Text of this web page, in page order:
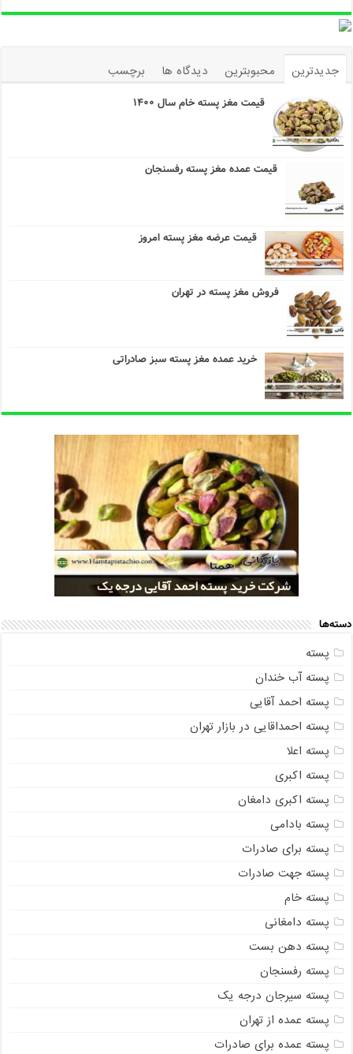
جدیدترین محبوبترین دیدگاه ها برچسب
قیمت مغز پسته خام سال ۱۴۰۰
قیمت عمده مغز پسته رفسنجان
قیمت عرضه مغز پسته امروز
فروش مغز پسته در تهران
خرید عمده مغز پسته سبز صادراتی
خرید کلی پسته شور اکبری صادراتی
شرکت خرید پسته احمد آقایی درجه یک
قیمت تولید پسته صادراتی رفسنجان
مراکز خريد پسته رفسنجان صادراتی
شرکت خرید پسته اکبری بسته بندی شده
دسته‌ها
پسته
پسته آب خندان
پسته احمد آقایی
پسته احمداقایی در بازار تهران
پسته اعلا
پسته اکبری
پسته اکبری دامغان
پسته بادامی
پسته برای صادرات
پسته جهت صادرات
پسته خام
پسته دامغانی
پسته دهن بست
پسته رفسنجان
پسته سیرجان درجه یک
پسته عمده از تهران
پسته عمده برای صادرات